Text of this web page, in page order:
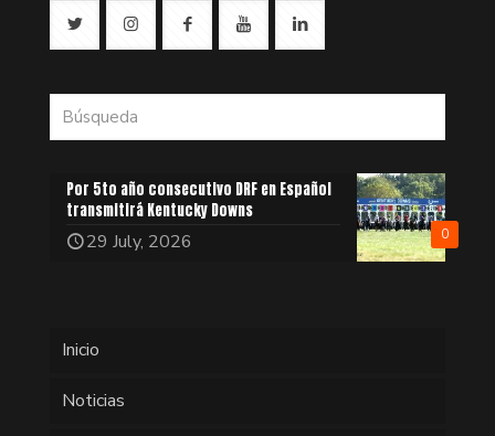
0
Por 5to año consecutivo DRF en Español
transmitirá Kentucky Downs
29 July, 2026
Inicio
Noticias